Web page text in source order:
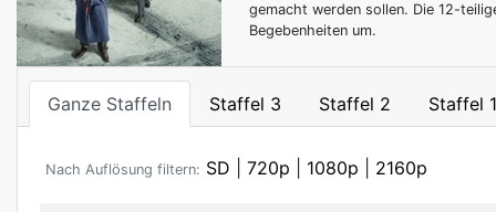
gemacht werden sollen. Die 12-
Begebenheiten um.
Ganze Staffeln Staffel 3 Staffel 2 Staffel 1
Nach Auflösung filtern: SD 720p 1080p 2160p